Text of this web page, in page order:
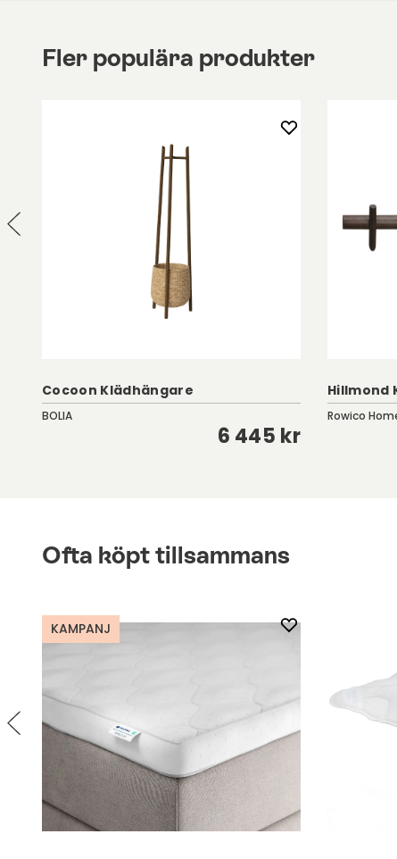
Gloria ska sättas fast i väggen. Skruv för
Fler populära produkter
Cocoon Klädhängare
BOLIA
6 445 kr
Hillmond
Rowico
Ofta köpt tillsammans
KAMPANJ